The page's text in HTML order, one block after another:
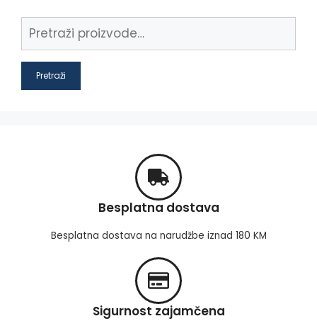
Pretraži
Besplatna dostava
Besplatna dostava na narudžbe iznad 180 KM
Sigurnost zajamčena